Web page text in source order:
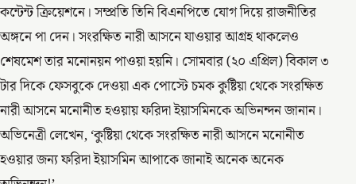
কন্টেন্ট ক্রিয়েশনে। সম্প্রতি তিনি বিএনপিতে যোগ দিয়ে রাজনীতির
অঙ্গনে পা দেন। সংরক্ষিত নারী আসনে যাওয়ার আগ্রহ থাকলেও
শেষমেশ তার মনোনয়ন পাওয়া হয়নি। সোমবার (২০ এপ্রিল) বিকাল ৩
টার দিকে ফেসবুকে দেওয়া এক পোস্টে চমক কুষ্টিয়া থেকে সংরক্ষিত
নারী আসনে মনোনীত হওয়ায় ফরিদা ইয়াসমিনকে অভিনন্দন জানান।
অভিনেত্রী লেখেন, ‘কুষ্টিয়া থেকে সংরক্ষিত নারী আসনে মনোনীত
হওয়ার জন্য ফরিদা ইয়াসমিন আপাকে জানাই অনেক অনেক